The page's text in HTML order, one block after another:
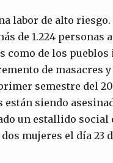
labor de alto
de 1.224 personas
como de los pueblos
de masacres
semestre del
están siendo
un estallido social
mujeres el día 23